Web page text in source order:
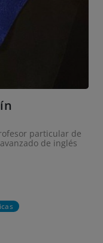
particular de
de inglés